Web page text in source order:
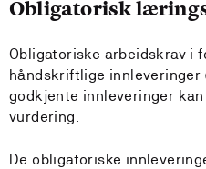
Obligatorisk
Obligatoriske arbeidskrav i
håndskriftlige innleveringer
godkjente innleveringer
vurdering.
De obligatoriske